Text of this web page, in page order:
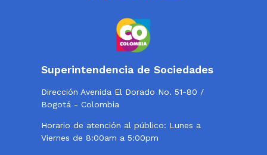
Superintendencia de Sociedades
Dirección Avenida El Dorado No. 51-80 /
Bogotá - Colombia
Horario de atención al público: Lunes a
Viernes de 8:00am a 5:00pm